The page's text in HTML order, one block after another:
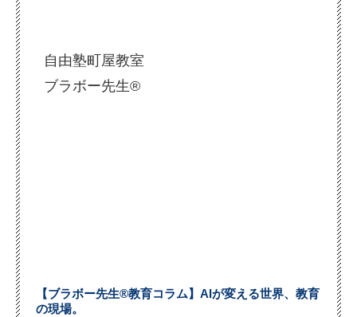
自由塾町屋教室
ブラボー先生®
【ブラボー先生®教育コラム】AIが変える世界、教育
の現場。